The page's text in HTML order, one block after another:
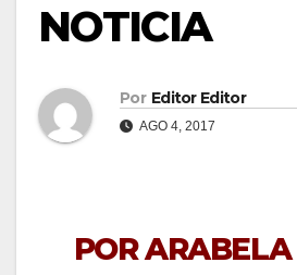
NOTICIA
Por Editor Editor
AGO 4, 2017
POR